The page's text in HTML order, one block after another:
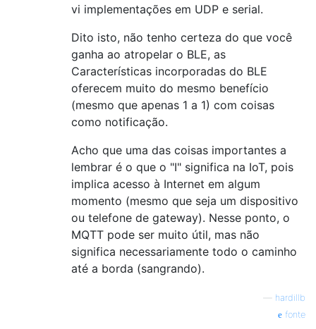
vi implementações em UDP e serial.
Dito isto, não tenho certeza do que você
ganha ao atropelar o BLE, as
Características incorporadas do BLE
oferecem muito do mesmo benefício
(mesmo que apenas 1 a 1) com coisas
como notificação.
Acho que uma das coisas importantes a
lembrar é o que o "I" significa na IoT, pois
implica acesso à Internet em algum
momento (mesmo que seja um dispositivo
ou telefone de gateway). Nesse ponto, o
MQTT pode ser muito útil, mas não
significa necessariamente todo o caminho
até a borda (sangrando).
hardillb
fonte